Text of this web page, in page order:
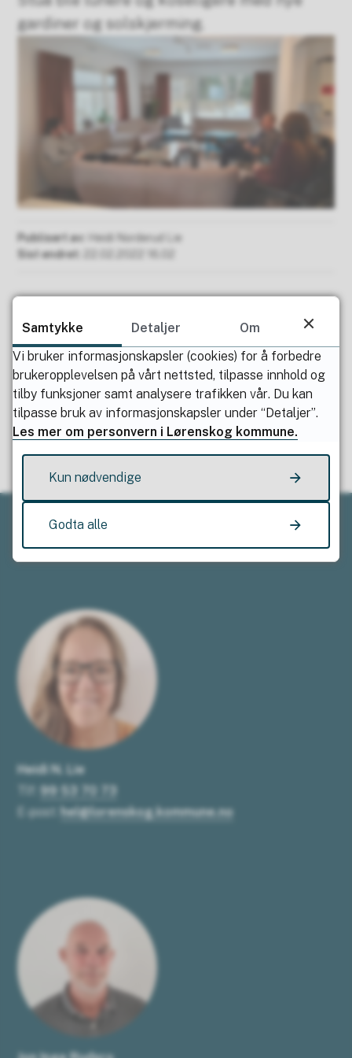
gardiner og solskjerming.
Publisert av
Heidi Norderud Lie
Sist endret
Fant du det du lette etter?
Ja Nei
Kontakt oss
Heidi N. Lie
99 53 70 73
E-post: hel@lorenskog.kommune.no
Samtykke Detaljer
Om
Vi bruker informasjonskapsler (cookies) for å forbedre
brukeropplevelsen på vårt nettsted, tilpasse innhold og
tilby funksjoner samt analysere trafikken vår. Du kan
tilpasse bruk av informasjonskapsler under “Detaljer”.
Les mer om personvern i Lørenskog kommune.
Kun nødvendige
Godta alle